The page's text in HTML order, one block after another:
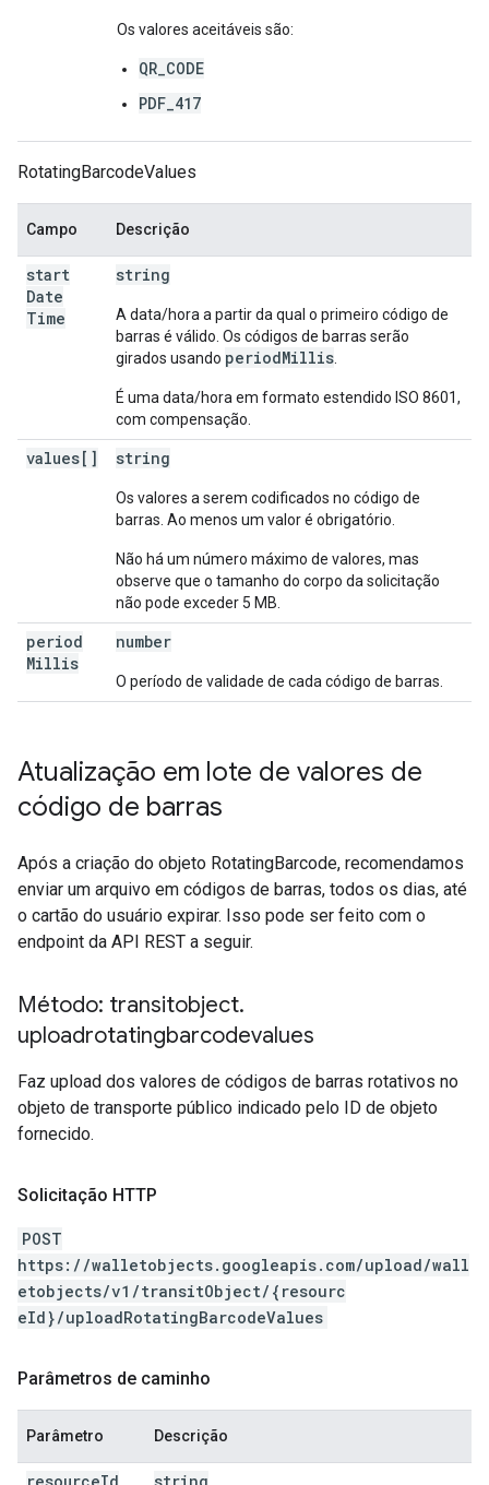
Os valores aceitáveis são:
QR_CODE
PDF_417
RotatingBarcodeValues
Campo Descrição
start
Date
Time
string
A data/hora a partir da qual o primeiro código de
barras é válido. Os códigos de barras serão
girados usando periodMillis
É uma data/hora em formato estendido ISO 8601,
com compensação.
values[] string
Os valores a serem codificados no código de
barras. Ao menos um valor é obrigatório.
Não há um número máximo de valores, mas
observe que o tamanho do corpo da solicitação
não pode exceder 5 MB.
period
Millis
number
O período de validade de cada código de barras.
Atualização em lote de valores de
código de barras
Após a criação do objeto RotatingBarcode, recomendamos
enviar um arquivo em códigos de barras, todos os dias, até
o cartão do usuário expirar. Isso pode ser feito com o
endpoint da API REST a seguir.
Método: transitobject.
uploadrotatingbarcodevalues
Faz upload dos valores de códigos de barras rotativos no
objeto de transporte público indicado pelo ID de objeto
fornecido.
Solicitação HTTP
POST
https://walletobjects.googleapis.com/upload/wall
etobjects/v1/transitObject/{resourc
eId}/uploadRotatingBarcodeValues
Parâmetros de caminho
Parâmetro Descrição